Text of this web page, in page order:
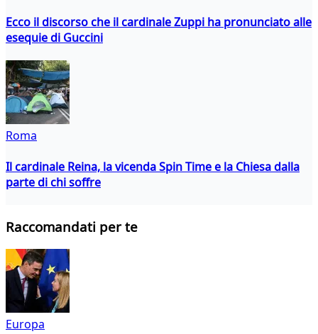
Ecco il discorso che il cardinale Zuppi ha pronunciato alle
esequie di Guccini
Roma
Il cardinale Reina, la vicenda Spin Time e la Chiesa dalla
parte di chi soffre
Raccomandati per te
Europa